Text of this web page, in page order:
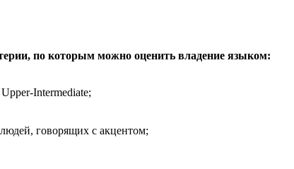
по которым можно оценить владение языком:
Intermediate;
говорящих с акцентом;